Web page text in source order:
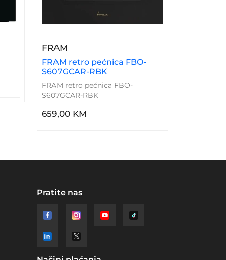
BO6727SYB
FRAM– FRAM Retro Pećnica FBO-
FRAM retro pećnica FBO-
S607GCAR-RBK
FRAM retro pećnica FBO-
S607GCAR-RBK
659,00 KM
Pratite nas